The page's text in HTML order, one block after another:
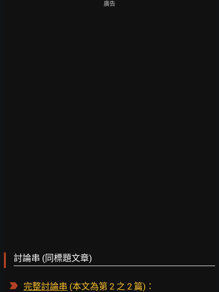
廣告
討論串 (同標題文章)
完整討論串 (本文為第 2 之 2 篇)：